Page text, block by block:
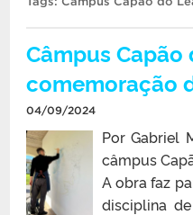
Câmpus
comemoração
04/09/2024
Por Gabriel
câmpus
A obra faz
disciplina